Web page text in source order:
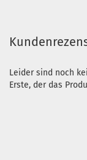
Leider sind noch
Erste, der das